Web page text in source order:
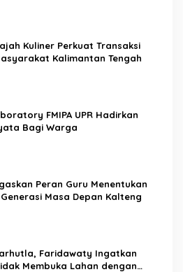
Kuliner Perkuat Transaksi
Kalimantan Tengah
FMIPA UPR Hadirkan
Bagi Warga
Peran Guru Menentukan
Masa Depan Kalteng
Faridawaty Ingatkan
Membuka Lahan dengan